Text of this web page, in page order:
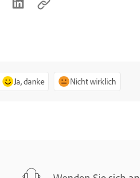
Ja, danke Nicht wirklich